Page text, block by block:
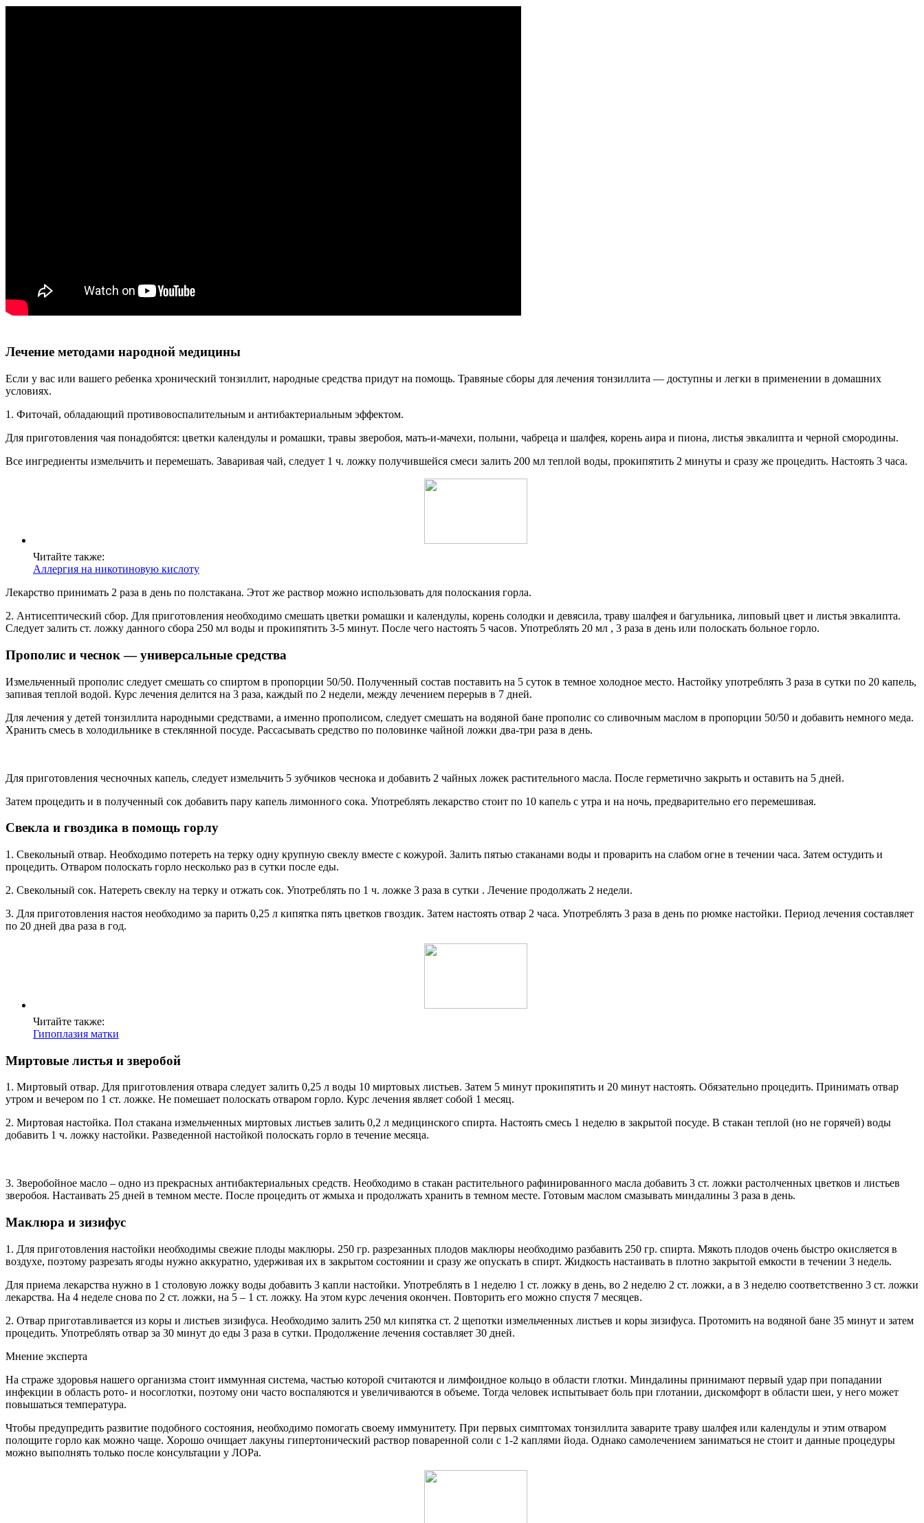
Лечение методами народной медицины
Если у вас или вашего ребенка хронический тонзиллит, народные средства придут на помощь. Травяные сборы для лечения тонзиллита — доступны и легки в применении в домашних
условиях.
1. Фиточай, обладающий противовоспалительным и антибактериальным эффектом.
Для приготовления чая понадобятся: цветки календулы и ромашки, травы зверобоя, мать-и-мачехи, полыни, чабреца и шалфея, корень аира и пиона, листья эвкалипта и черной смородины.
Все ингредиенты измельчить и перемешать. Заваривая чай, следует 1 ч. ложку получившейся смеси залить 200 мл теплой воды, прокипятить 2 минуты и сразу же процедить. Настоять 3 часа.
Читайте также:
Аллергия на никотиновую кислоту
Лекарство принимать 2 раза в день по полстакана. Этот же раствор можно использовать для полоскания горла.
2. Антисептический сбор. Для приготовления необходимо смешать цветки ромашки и календулы, корень солодки и девясила, траву шалфея и багульника, липовый цвет и листья эвкалипта.
Следует залить ст. ложку данного сбора 250 мл воды и прокипятить 3-5 минут. После чего настоять 5 часов. Употреблять 20 мл , 3 раза в день или полоскать больное горло.
Прополис и чеснок — универсальные средства
Измельченный прополис следует смешать со спиртом в пропорции 50/50. Полученный состав поставить на 5 суток в темное холодное место. Настойку употреблять 3 раза в сутки по 20 капель,
запивая теплой водой. Курс лечения делится на 3 раза, каждый по 2 недели, между лечением перерыв в 7 дней.
Для лечения у детей тонзиллита народными средствами, а именно прополисом, следует смешать на водяной бане прополис со сливочным маслом в пропорции 50/50 и добавить немного меда.
Хранить смесь в холодильнике в стеклянной посуде. Рассасывать средство по половинке чайной ложки два-три раза в день.
Для приготовления чесночных капель, следует измельчить 5 зубчиков чеснока и добавить 2 чайных ложек растительного масла. После герметично закрыть и оставить на 5 дней.
Затем процедить и в полученный сок добавить пару капель лимонного сока. Употреблять лекарство стоит по 10 капель с утра и на ночь, предварительно его перемешивая.
Свекла и гвоздика в помощь горлу
1. Свекольный отвар. Необходимо потереть на терку одну крупную свеклу вместе с кожурой. Залить пятью стаканами воды и проварить на слабом огне в течении часа. Затем остудить и
процедить. Отваром полоскать горло несколько раз в сутки после еды.
2. Свекольный сок. Натереть свеклу на терку и отжать сок. Употреблять по 1 ч. ложке 3 раза в сутки . Лечение продолжать 2 недели.
3. Для приготовления настоя необходимо за парить 0,25 л кипятка пять цветков гвоздик. Затем настоять отвар 2 часа. Употреблять 3 раза в день по рюмке настойки. Период лечения составляет
по 20 дней два раза в год.
Читайте также:
Гипоплазия матки
Миртовые листья и зверобой
1. Миртовый отвар. Для приготовления отвара следует залить 0,25 л воды 10 миртовых листьев. Затем 5 минут прокипятить и 20 минут настоять. Обязательно процедить. Принимать отвар
утром и вечером по 1 ст. ложке. Не помешает полоскать отваром горло. Курс лечения являет собой 1 месяц.
2. Миртовая настойка. Пол стакана измельченных миртовых листьев залить 0,2 л медицинского спирта. Настоять смесь 1 неделю в закрытой посуде. В стакан теплой (но не горячей) воды
добавить 1 ч. ложку настойки. Разведенной настойкой полоскать горло в течение месяца.
3. Зверобойное масло – одно из прекрасных антибактериальных средств. Необходимо в стакан растительного рафинированного масла добавить 3 ст. ложки растолченных цветков и листьев
зверобоя. Настаивать 25 дней в темном месте. После процедить от жмыха и продолжать хранить в темном месте. Готовым маслом смазывать миндалины 3 раза в день.
Маклюра и зизифус
1. Для приготовления настойки необходимы свежие плоды маклюры. 250 гр. разрезанных плодов маклюры необходимо разбавить 250 гр. спирта. Мякоть плодов очень быстро окисляется в
воздухе, поэтому разрезать ягоды нужно аккуратно, удерживая их в закрытом состоянии и сразу же опускать в спирт. Жидкость настаивать в плотно закрытой емкости в течении 3 недель.
Для приема лекарства нужно в 1 столовую ложку воды добавить 3 капли настойки. Употреблять в 1 неделю 1 ст. ложку в день, во 2 неделю 2 ст. ложки, а в 3 неделю соответственно 3 ст. ложки
лекарства. На 4 неделе снова по 2 ст. ложки, на 5 – 1 ст. ложку. На этом курс лечения окончен. Повторить его можно спустя 7 месяцев.
2. Отвар приготавливается из коры и листьев зизифуса. Необходимо залить 250 мл кипятка ст. 2 щепотки измельченных листьев и коры зизифуса. Протомить на водяной бане 35 минут и затем
процедить. Употреблять отвар за 30 минут до еды 3 раза в сутки. Продолжение лечения составляет 30 дней.
Мнение эксперта
На страже здоровья нашего организма стоит иммунная система, частью которой считаются и лимфоидное кольцо в области глотки. Миндалины принимают первый удар при попадании
инфекции в область рото- и носоглотки, поэтому они часто воспаляются и увеличиваются в объеме. Тогда человек испытывает боль при глотании, дискомфорт в области шеи, у него может
повышаться температура.
Чтобы предупредить развитие подобного состояния, необходимо помогать своему иммунитету. При первых симптомах тонзиллита заварите траву шалфея или календулы и этим отваром
полощите горло как можно чаще. Хорошо очищает лакуны гипертонический раствор поваренной соли с 1-2 каплями йода. Однако самолечением заниматься не стоит и данные процедуры
можно выполнять только после консультации у ЛОРа.